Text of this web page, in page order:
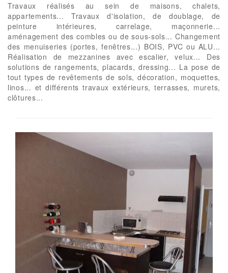
Travaux réalisés au sein de maisons, chalets,
appartements... Travaux d'isolation, de doublage, de
peinture intérieures, carrelage, maçonnerie...
aménagement des combles ou de sous-sols... Changement
des menuiseries (portes, fenêtres...) BOIS, PVC ou ALU...
Réalisation de mezzanines avec escalier, velux... Des
solutions de rangements, placards, dressing... La pose de
tout types de revêtements de sols, décoration, moquettes,
linos... et différents travaux extérieurs, terrasses, murets,
clôtures...